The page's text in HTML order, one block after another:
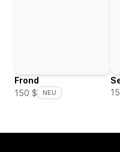
Frond
150 $
NEU